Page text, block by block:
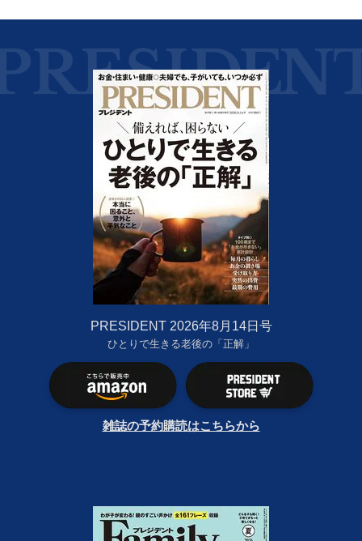
PRESIDENT 2026年8月14日号
ひとりで生きる老後の「正解」
雑誌の予約購読はこちらから